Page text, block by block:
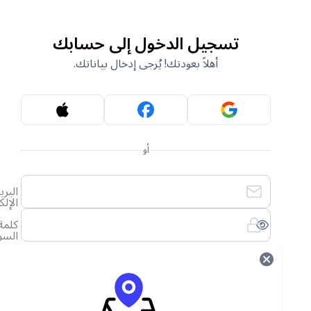
تسجيل الدخول إلى حسابك
أهلاً بعودتك! يُرجى إدخال بياناتك.
أو
الإلكتروني
السر
لقد نسيت كلمة المرور الخاصة بي
تسجيل الدخول
أنشئ حساب جديد